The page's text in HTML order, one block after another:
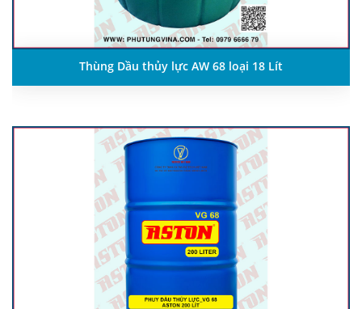
Thùng Dầu thủy lực AW 68 loại 18 Lít